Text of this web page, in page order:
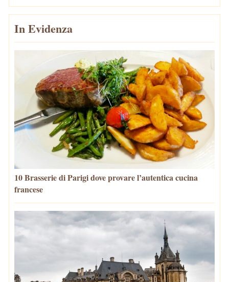
In Evidenza
10 Brasserie di Parigi dove provare l’autentica cucina
francese